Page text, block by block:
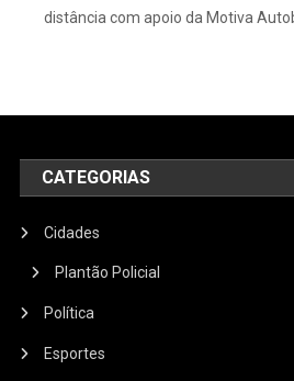
distância com apoio da Motiva
CATEGORIAS
Cidades
Plantão Policial
Política
Esportes